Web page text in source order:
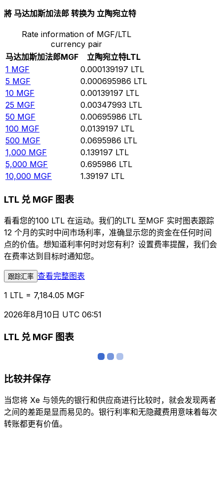
將 马达加斯加法郎 转换为 立陶宛立特
Rate information of MGF/LTL
currency pair
马达加斯加法郎MGF 立陶宛立特LTL
1 MGF 0.000139197 LTL
5 MGF 0.000695986 LTL
10 MGF 0.00139197 LTL
25 MGF 0.00347993 LTL
50 MGF 0.00695986 LTL
100 MGF 0.0139197 LTL
500 MGF 0.0695986 LTL
1,000 MGF 0.139197 LTL
5,000 MGF 0.695986 LTL
10,000 MGF 1.39197 LTL
LTL 兑 MGF 图表
看看您的100 LTL 在运动。我们的LTL 至MGF 实时图表跟踪
12 个月的实时中间市场利率，准确显示您的资金在任何时间
点的价值。想知道利率何时对您有利？设置费率提醒，我们会
在费率达到目标时通知您。
跟踪汇率 查看完整图表
1 LTL = 7,184.05 MGF
2026年8月10日 UTC 06:51
LTL 兑 MGF 图表
比较并保存
当您将 Xe 与领先的银行和供应商进行比较时，就会发现两者
之间的差距是显而易见的。银行利率和无隐藏费用意味着每次
转账都更有价值。